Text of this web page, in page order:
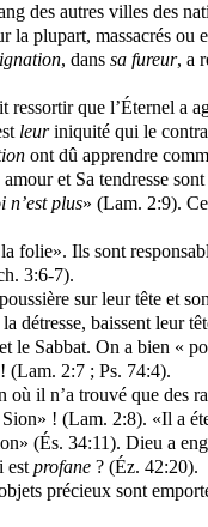
des autres villes des
plupart, massacrés
, dans sa fureur, a
ressortir que l’Éternel a
leuriniquité qui le
ont dû apprendre
amour et Sa tendresse
n’est plus» (Lam. 2:9).
folie». Ils sont
3:6-7).
sur leur tête et
détresse, baissent leur
Sabbat. On a bien «
(Lam. 2:7 ; Ps. 74:4).
il n’a trouvé que des
! (Lam. 2:8). «Il a
(És. 34:11). Dieu a
est profane ? (Éz. 42:20).
précieux sont